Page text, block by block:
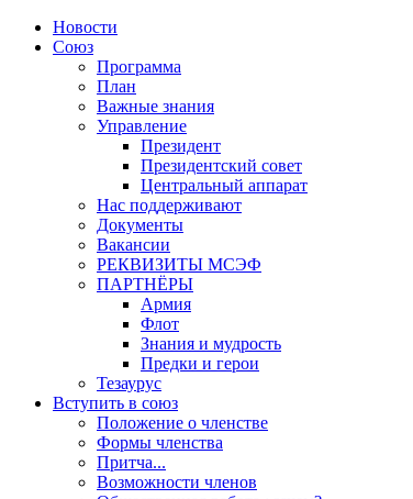
Новости
Союз
Программа
План
Важные знания
Управление
Президент
Президентский совет
Центральный аппарат
Нас поддерживают
Документы
Вакансии
РЕКВИЗИТЫ МСЭФ
ПАРТНЁРЫ
Армия
Флот
Знания и мудрость
Предки и герои
Тезаурус
Вступить в союз
Положение о членстве
Формы членства
Притча...
Возможности членов